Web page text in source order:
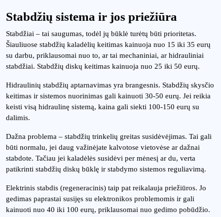
Stabdžių sistema ir jos priežiūra
Stabdžiai – tai saugumas, todėl jų būklė turėtų būti prioritetas.
Šiauliuose stabdžių kaladėlių keitimas kainuoja nuo 15 iki 35 eurų
su darbu, priklausomai nuo to, ar tai mechaniniai, ar hidrauliniai
stabdžiai. Stabdžių diskų keitimas kainuoja nuo 25 iki 50 eurų.
Hidraulinių stabdžių aptarnavimas yra brangesnis. Stabdžių skysčio
keitimas ir sistemos nuorinimas gali kainuoti 30-50 eurų. Jei reikia
keisti visą hidraulinę sistemą, kaina gali siekti 100-150 eurų su
dalimis.
Dažna problema – stabdžių trinkelių greitas susidėvėjimas. Tai gali
būti normalu, jei daug važinėjate kalvotose vietovėse ar dažnai
stabdote. Tačiau jei kaladėlės susidėvi per mėnesį ar du, verta
patikrinti stabdžių diskų būklę ir stabdymo sistemos reguliavimą.
Elektrinis stabdis (regeneracinis) taip pat reikalauja priežiūros. Jo
gedimas paprastai susijęs su elektronikos problemomis ir gali
kainuoti nuo 40 iki 100 eurų, priklausomai nuo gedimo pobūdžio.